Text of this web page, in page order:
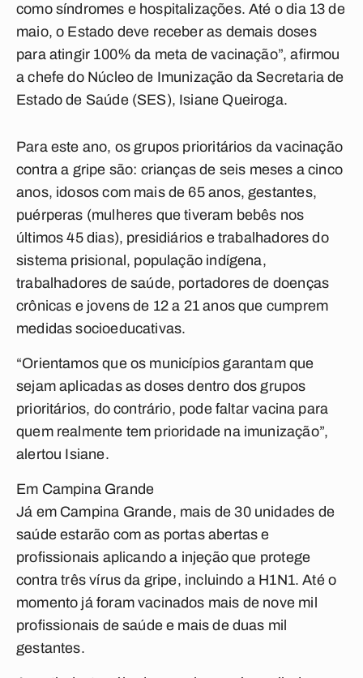
como síndromes e hospitalizações. Até o dia 13 de
maio, o Estado deve receber as demais doses
para atingir 100% da meta de vacinação”, afirmou
a chefe do Núcleo de Imunização da Secretaria de
Estado de Saúde (SES), Isiane Queiroga.
Para este ano, os grupos prioritários da vacinação
contra a gripe são: crianças de seis meses a cinco
anos, idosos com mais de 65 anos, gestantes,
puérperas (mulheres que tiveram bebês nos
últimos 45 dias), presidiários e trabalhadores do
sistema prisional, população indígena,
trabalhadores de saúde, portadores de doenças
crônicas e jovens de 12 a 21 anos que cumprem
medidas socioeducativas.
“Orientamos que os municípios garantam que
sejam aplicadas as doses dentro dos grupos
prioritários, do contrário, pode faltar vacina para
quem realmente tem prioridade na imunização”,
alertou Isiane.
Em Campina Grande
Já em Campina Grande, mais de 30 unidades de
saúde estarão com as portas abertas e
profissionais aplicando a injeção que protege
contra três vírus da gripe, incluindo a H1N1. Até o
momento já foram vacinados mais de nove mil
profissionais de saúde e mais de duas mil
gestantes.